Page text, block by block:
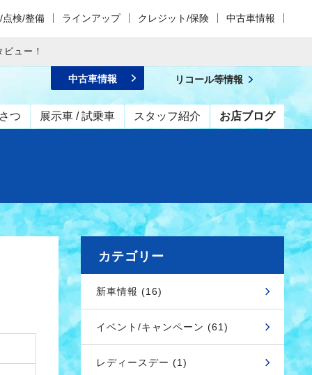
点検/整備 ラインアップ クレジット/保険 中古車情報
ュー！
つ 展示車 / 試乗車 スタッフ紹介 お店ブログ
中古車情報 リコール等情報
カテゴリー
新車情報 (16)
イベント/キャンペーン (61)
レディースデー (1)